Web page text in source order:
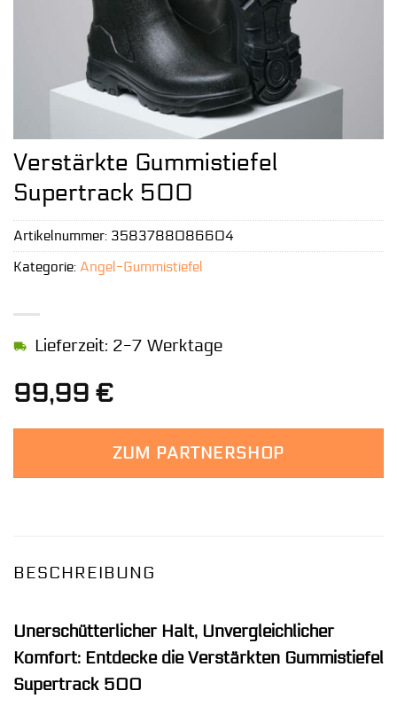
Verstärkte Gummistiefel
Supertrack 500
99,99 €
Lieferzeit: 2-7 Werktage
ZUM PARTNERSHOP
Artikelnummer: 3583788086604
Kategorie: Angel-Gummistiefel
BESCHREIBUNG
Unerschütterlicher Halt, Unvergleichlicher
Komfort: Entdecke die Verstärkten Gummistiefel
Supertrack 500